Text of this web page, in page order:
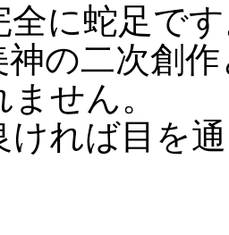
全に蛇足で
神の二次創
せん。
ければ目を